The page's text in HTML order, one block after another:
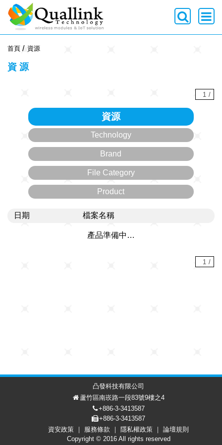
會員中心
首頁 資源
資源
1 /
資源
Technology
Brand
File Category
Product
日期 檔案名稱
產品準備中…
1 /
凸發科技有限公司
蘆竹區南崁路一段83號9樓之4
+886-3-3413587
+886-3-3413587
資安政策
服務條款 隱私權政策
論壇規則
Copyright © 2016 All rights reserved